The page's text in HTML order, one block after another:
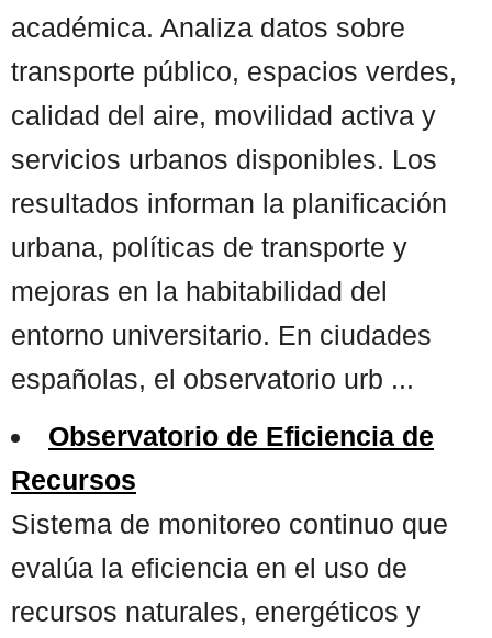
académica. Analiza datos sobre
transporte público, espacios verdes,
calidad del aire, movilidad activa y
servicios urbanos disponibles. Los
resultados informan la planificación
urbana, políticas de transporte y
mejoras en la habitabilidad del
entorno universitario. En ciudades
españolas, el observatorio urb ...
Observatorio de Eficiencia de
Recursos
Sistema de monitoreo continuo que
evalúa la eficiencia en el uso de
recursos naturales, energéticos y